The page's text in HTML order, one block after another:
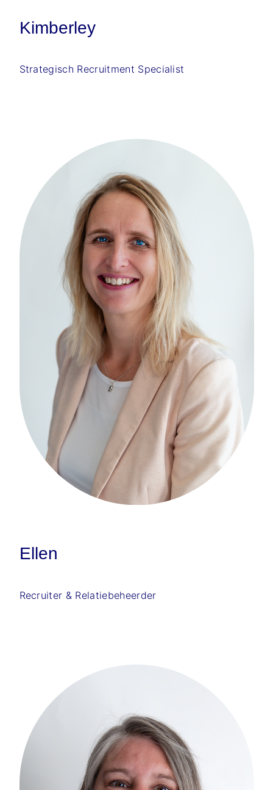
Kimberley
Strategisch Recruitment Specialist
Ellen
Recruiter & Relatiebeheerder